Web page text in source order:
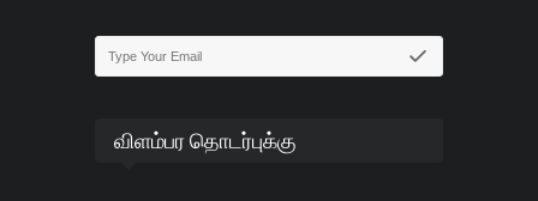
விளம்பர தொடர்புக்கு